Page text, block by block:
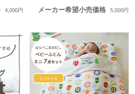
4,000円 メーカー希望小売価格 5,000円